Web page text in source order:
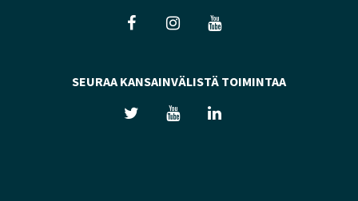
SEURAA KANSAINVÄLISTÄ TOIMINTAA